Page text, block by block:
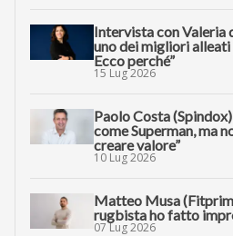
Intervista con Valeria
uno dei migliori
Ecco perché”
15 Lug 2026
Paolo Costa
come Superman, ma
creare valore”
10 Lug 2026
Matteo Musa
rugbista ho fatto
07 Lug 2026